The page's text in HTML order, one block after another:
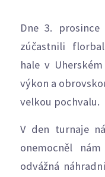
Dne 3.
zúčastnili
hale v
výkon a
velkou pochvalu.
V den turnaje
onemocněl
odvážná